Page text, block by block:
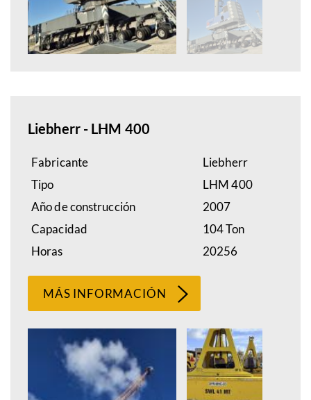
Liebherr - LHM 400
Fabricante
Liebherr
Tipo
LHM 400
Año de construcción
2007
Capacidad
104 Ton
Horas
20256
MÁS INFORMACIÓN